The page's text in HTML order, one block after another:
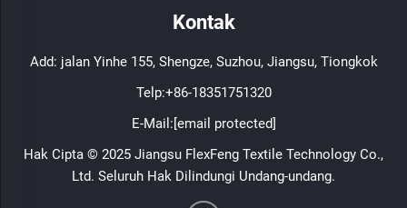
Kontak
Add: jalan Yinhe 155, Shengze, Suzhou, Jiangsu, Tiongkok
Telp:+86-18351751320
E-Mail:[email protected]
Hak Cipta © 2025 Jiangsu FlexFeng Textile Technology Co.,
Ltd. Seluruh Hak Dilindungi Undang-undang.